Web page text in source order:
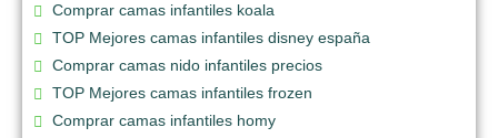
Comprar camas infantiles koala
TOP Mejores camas infantiles disney españa
Comprar camas nido infantiles precios
TOP Mejores camas infantiles frozen
Comprar camas infantiles homy